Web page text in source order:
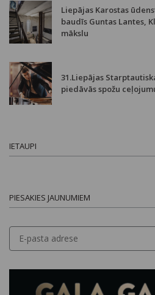
Liepājas Karostas
baudīs Guntas Lantes,
mākslu
31.Liepājas
piedāvās spožu
IETAUPI
PIESAKIES JAUNUMIEM